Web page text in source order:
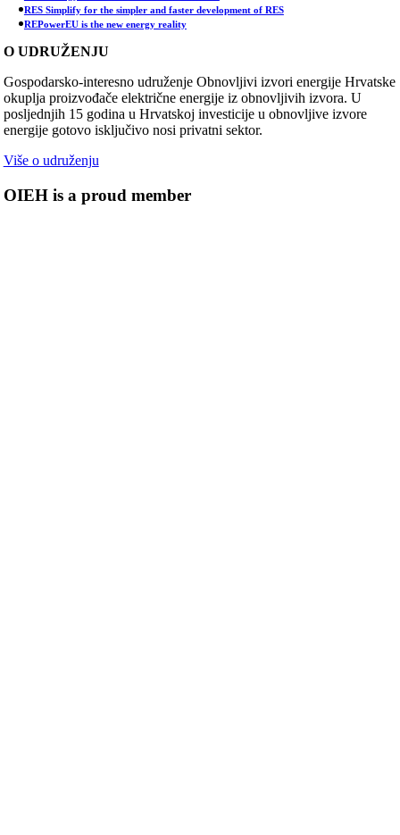
RES Simplify for the simpler and faster development of RES
REPowerEU is the new energy reality
O UDRUŽENJU
Gospodarsko-interesno udruženje Obnovljivi izvori energije Hrvatske
okuplja proizvođače električne energije iz obnovljivih izvora. U
posljednjih 15 godina u Hrvatskoj investicije u obnovljive izvore
energije gotovo isključivo nosi privatni sektor.
Više o udruženju
OIEH is a proud member